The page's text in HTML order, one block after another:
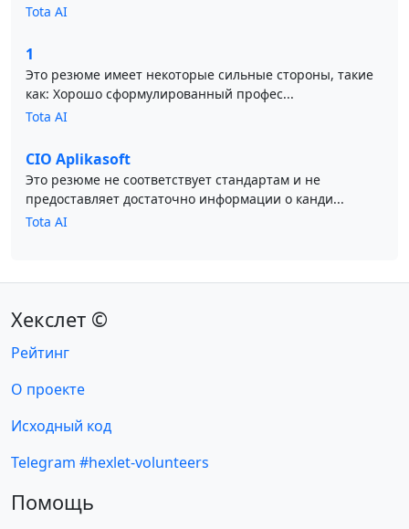
Tota AI
1
Это резюме имеет некоторые сильные стороны, такие
как: Хорошо сформулированный профес...
Tota AI
CIO Aplikasoft
Это резюме не соответствует стандартам и не
предоставляет достаточно информации о канди...
Tota AI
Хекслет ©
Рейтинг
О проекте
Исходный код
Telegram #hexlet-volunteers
Помощь